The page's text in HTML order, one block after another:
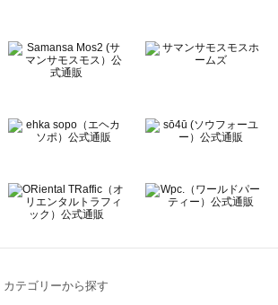
BETTY'S BLUE（べティーズブルー）の一覧
Wpc.（ワールドパーティー）の一覧
カテゴリーから探す